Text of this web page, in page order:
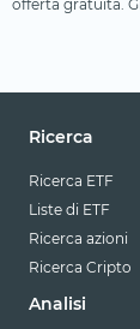
offerta gratuita.
Ricerca
Ricerca ETF
Liste di ETF
Ricerca azioni
Ricerca Cripto
Analisi